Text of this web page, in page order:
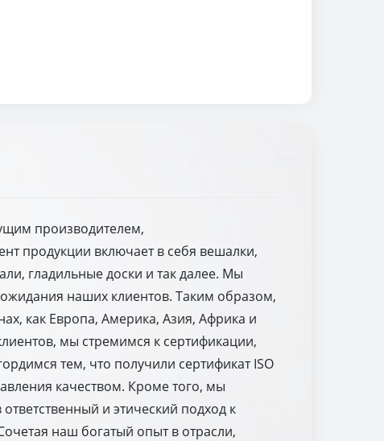
производителем,
продукции включает в себя вешалки,
гладильные доски и так далее. Мы
наших клиентов. Таким образом,
как Европа, Америка, Азия, Африка и
мы стремимся к сертификации,
тем, что получили сертификат ISO
качеством. Кроме того, мы
и этический подход к
наш богатый опыт в отрасли,